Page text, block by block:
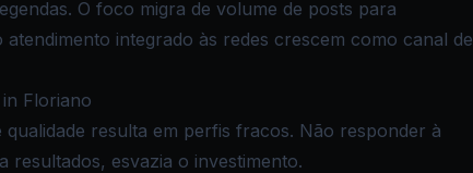
O foco migra de volume de posts para
integrado às redes crescem como canal de
Floriano
resulta em perfis fracos. Não responder à
resultados, esvazia o investimento.